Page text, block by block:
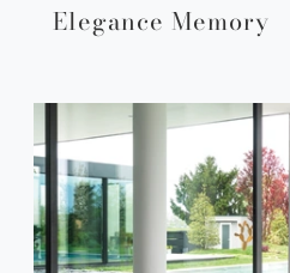
Elegance Memory